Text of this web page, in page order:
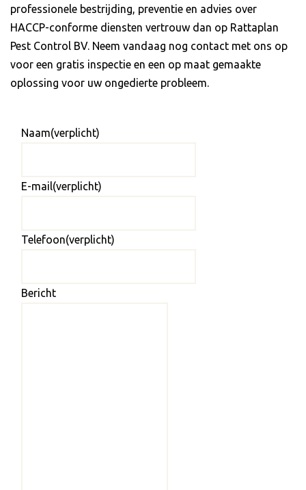
professionele bestrijding, preventie en advies over
HACCP-conforme diensten vertrouw dan op Rattaplan
Pest Control BV. Neem vandaag nog contact met ons op
voor een gratis inspectie en een op maat gemaakte
oplossing voor uw ongedierte probleem.
Naam(verplicht)
E-mail(verplicht)
Telefoon(verplicht)
Bericht